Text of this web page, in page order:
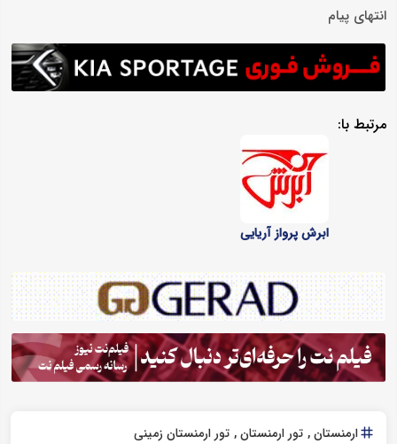
انتهای پیام
مرتبط با:
ابرش پرواز آریایی
ارمنستان تور ارمنستان تور ارمنستان زمینی